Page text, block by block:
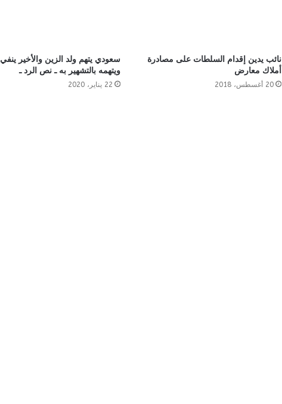
نائب يدين إقدام السلطات على مصادرة
أملاك معارض
20 أغسطس، 2018
سعودي يتهم ولد الزين والأخير ينفي
ويتهمه بالتشهير به ـ نص الرد ـ
22 يناير، 2020